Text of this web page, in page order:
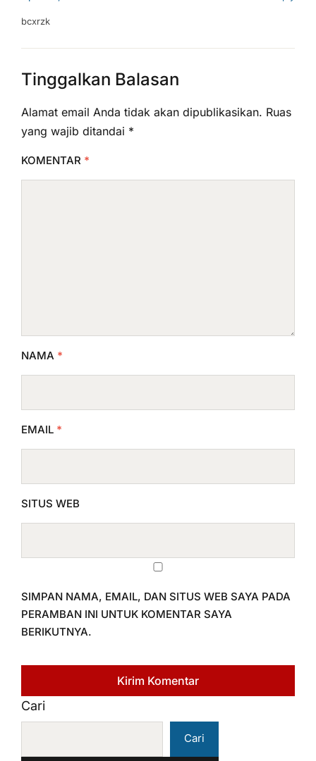
bcxrzk
Tinggalkan Balasan
Alamat email Anda tidak akan dipublikasikan. Ruas
yang wajib ditandai *
KOMENTAR *
NAMA *
EMAIL *
SITUS WEB
SIMPAN NAMA, EMAIL, DAN SITUS WEB SAYA PADA
PERAMBAN INI UNTUK KOMENTAR SAYA
BERIKUTNYA.
Cari
Cari